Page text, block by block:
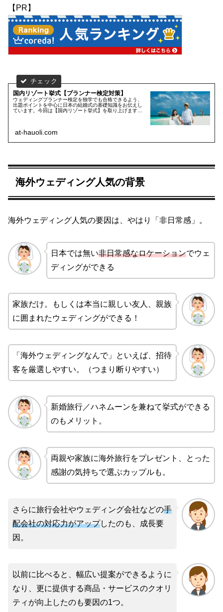
【PR】
国内リゾート挙式【プランナー検定対策】
ウェディングプランナー検定を独学でも合格できるよう、
出題ポイントを中心に日本の結婚式の基礎知識をお伝えし
ています。今回は【国内リゾート挙式】を取り上げます。
at-hauoli.com
海外ウェディング人気の背景
海外ウェディング人気の要因は、やはり「非日常感」。
日本では無い非日常感なロケーションでウェ
ディングができる
家族だけ。もしくは本当に親しい友人、親族
に囲まれたウェディングができる！
「海外ウェディングなんで」といえば、招待
客を厳選しやすい。（つまり断りやすい）
新婚旅行／ハネムーンを兼ねて挙式ができる
のもメリット。
両親や家族に海外旅行をプレゼント、とった
感謝の気持ちで選ぶカップルも。
さらに旅行会社やウェディング会社などの手
配会社の対応力がアップしたのも、成長要
因。
以前に比べると、幅広い提案ができるように
なり、更に提供する商品・サービスのクオリ
ティが向上したのも要因の1つ。